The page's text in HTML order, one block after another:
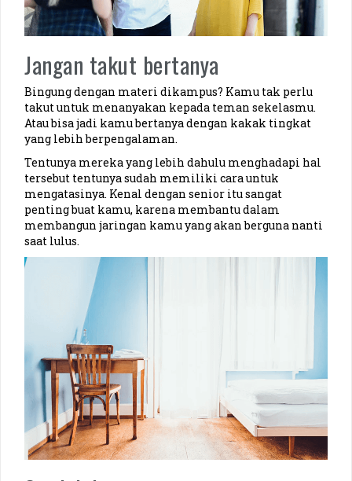
Jangan takut bertanya
Bingung dengan materi dikampus? Kamu tak perlu
takut untuk menanyakan kepada teman sekelasmu.
Atau bisa jadi kamu bertanya dengan kakak tingkat
yang lebih berpengalaman.
Tentunya mereka yang lebih dahulu menghadapi hal
tersebut tentunya sudah memiliki cara untuk
mengatasinya. Kenal dengan senior itu sangat
penting buat kamu, karena membantu dalam
membangun jaringan kamu yang akan berguna nanti
saat lulus.